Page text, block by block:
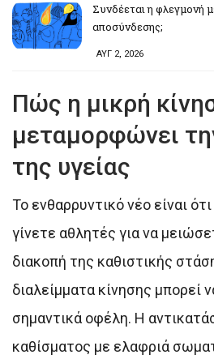
Συνδέεται η φλεγμονή
αποσύνδεσης;
ΑΥΓ 2, 2026
Πώς η μικρή
μεταμορφώνει
της υγείας
Το ενθαρρυντικό νέο είναι
γίνετε αθλητές για να
διακοπή της καθιστικής
διαλείμματα κίνησης μπορεί
σημαντικά οφέλη. Η
καθίσματος με ελαφριά